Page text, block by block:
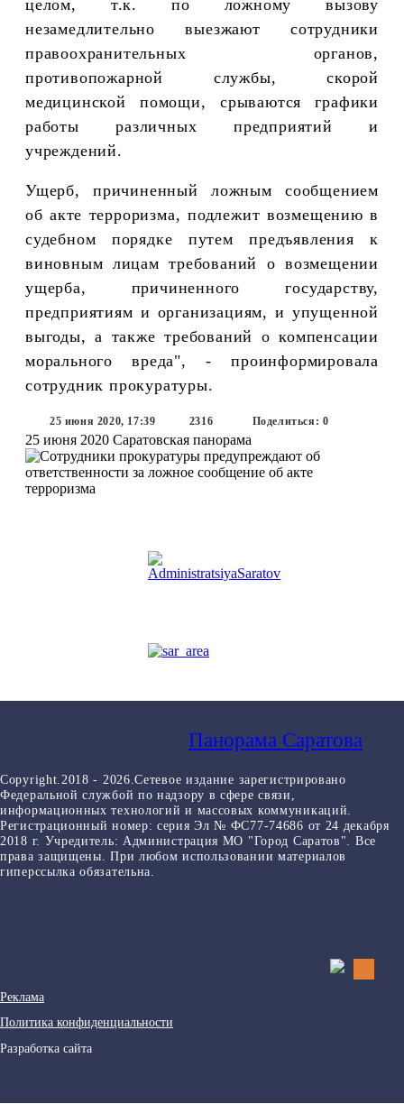
целом, т.к. по ложному вызову
незамедлительно выезжают сотрудники
правоохранительных органов,
противопожарной службы, скорой
медицинской помощи, срываются графики
работы различных предприятий и
учреждений.
Ущерб, причиненный ложным сообщением
об акте терроризма, подлежит возмещению в
судебном порядке путем предъявления к
виновным лицам требований о возмещении
ущерба, причиненного государству,
предприятиям и организациям, и упущенной
выгоды, а также требований о компенсации
морального вреда", - проинформировала
сотрудник прокуратуры.
25 июня 2020, 17:39 2316 Поделиться: 0
25 июня 2020 Саратовская панорама
Панорама Саратова
Copyright.2018 - 2026.Сетевое издание зарегистрировано
Федеральной службой по надзору в сфере связи,
информационных технологий и массовых коммуникаций.
Регистрационный номер: серия Эл № ФС77-74686 от 24 декабря
2018 г. Учредитель: Администрация МО "Город Саратов". Все
права защищены. При любом использовании материалов
гиперссылка обязательна.
Реклама
Политика конфиденциальности
Разработка сайта